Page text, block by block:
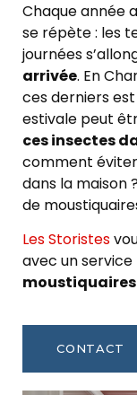
Chaque année
se répète : les
journées
arrivée. En
ces derniers
estivale peut
ces insectes
comment
dans la maison
de
Les Storistes
avec un service
moustiquaires
CONTACT